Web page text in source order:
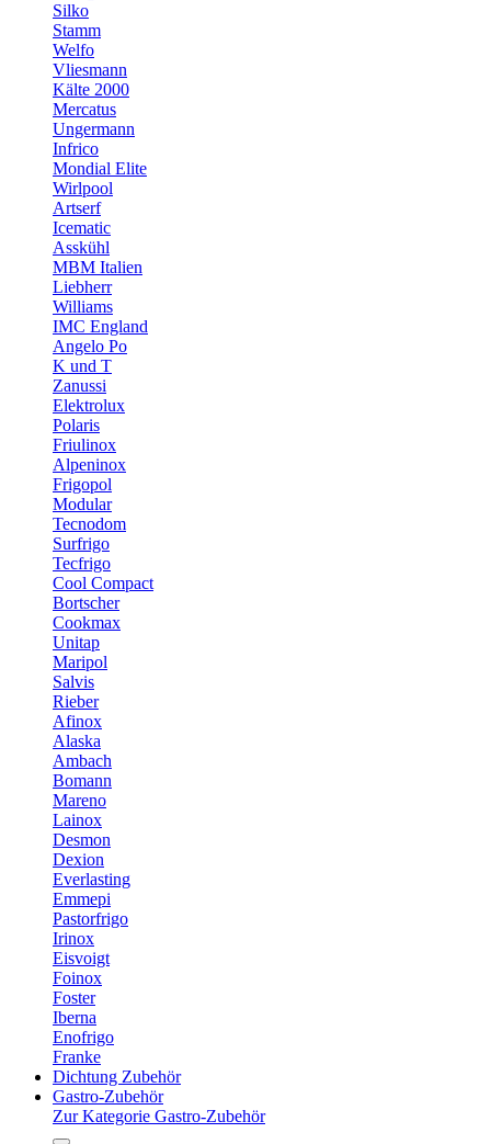
Silko
Stamm
Welfo
Vliesmann
Kälte 2000
Mercatus
Ungermann
Infrico
Mondial Elite
Wirlpool
Artserf
Icematic
Asskühl
MBM Italien
Liebherr
Williams
IMC England
Angelo Po
K und T
Zanussi
Elektrolux
Polaris
Friulinox
Alpeninox
Frigopol
Modular
Tecnodom
Surfrigo
Tecfrigo
Cool Compact
Bortscher
Cookmax
Unitap
Maripol
Salvis
Rieber
Afinox
Alaska
Ambach
Bomann
Mareno
Lainox
Desmon
Dexion
Everlasting
Emmepi
Pastorfrigo
Irinox
Eisvoigt
Foinox
Foster
Iberna
Enofrigo
Franke
Dichtung Zubehör
Gastro-Zubehör
Zur Kategorie Gastro-Zubehör